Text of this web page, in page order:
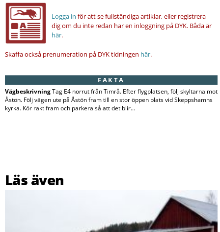
Logga in för att se fullständiga artiklar, eller registrera
dig om du inte redan har en inloggning på DYK. Båda är
här.
Skaffa också prenumeration på DYK tidningen här.
FAKTA
VägbeskrivningTag E4 norrut från Timrå. Efter flygplatsen, följ skyltarna mot
Åstön. Följ vägen ute på Åstön fram till en stor öppen plats vid Skeppshamns
kyrka. Kör rakt fram och parkera så att det blir...
Läs även